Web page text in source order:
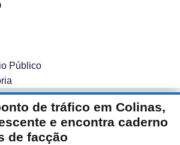
Público
de tráfico em Colinas,
e encontra caderno
de facção